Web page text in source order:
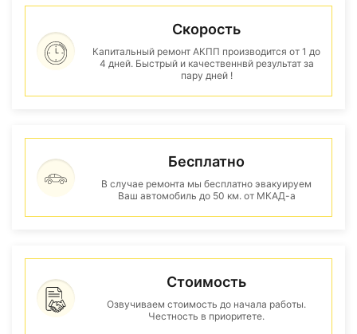
Скорость
Капитальный ремонт АКПП производится от 1 до
4 дней. Быстрый и качественнвй результат за
пару дней !
Бесплатно
В случае ремонта мы бесплатно эвакуируем
Ваш автомобиль до 50 км. от МКАД-а
Стоимость
Озвучиваем стоимость до начала работы.
Честность в приоритете.